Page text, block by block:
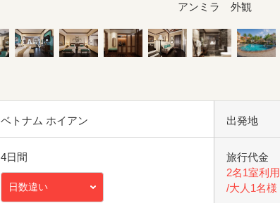
アンミラ 外観
ベトナム ホイアン 出発地
4日間
日数違い
旅行代金
2名1室利用
/大人1名様